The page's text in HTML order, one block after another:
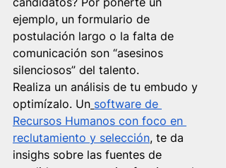
ejemplo, un formulario de
postulación largo o la falta de
comunicación son “asesinos
silenciosos” del talento.
Realiza un análisis de tu embudo y
optimízalo. Un software de
Recursos Humanos con foco en
reclutamiento y selección, te da
insighs sobre las fuentes de